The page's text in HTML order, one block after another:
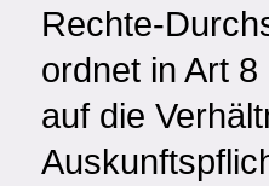
Rechte-
ordnet in Art
auf die